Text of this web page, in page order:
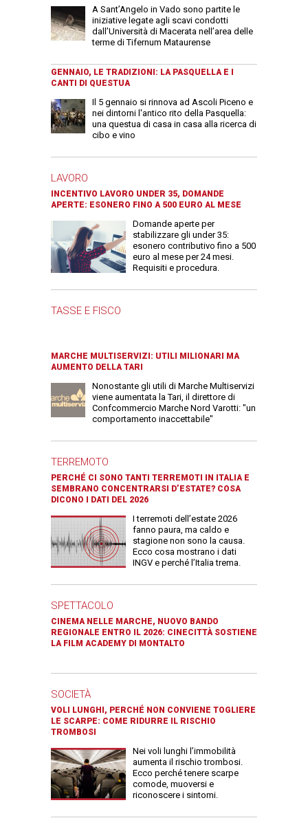
A Sant’Angelo in Vado sono partite le
iniziative legate agli scavi condotti
dall’Università di Macerata nell’area delle
terme di Tifernum Mataurense
GENNAIO, LE TRADIZIONI: LA PASQUELLA E I
CANTI DI QUESTUA
Il 5 gennaio si rinnova ad Ascoli Piceno e
nei dintorni l'antico rito della Pasquella:
una questua di casa in casa alla ricerca di
cibo e vino
LAVORO
INCENTIVO LAVORO UNDER 35, DOMANDE
APERTE: ESONERO FINO A 500 EURO AL MESE
Domande aperte per
stabilizzare gli under 35:
esonero contributivo fino a 500
euro al mese per 24 mesi.
Requisiti e procedura.
TASSE E FISCO
MARCHE MULTISERVIZI: UTILI MILIONARI MA
AUMENTO DELLA TARI
Nonostante gli utili di Marche Multiservizi
viene aumentata la Tari, il direttore di
Confcommercio Marche Nord Varotti: "un
comportamento inaccettabile"
TERREMOTO
PERCHÉ CI SONO TANTI TERREMOTI IN ITALIA E
SEMBRANO CONCENTRARSI D’ESTATE? COSA
DICONO I DATI DEL 2026
I terremoti dell’estate 2026
fanno paura, ma caldo e
stagione non sono la causa.
Ecco cosa mostrano i dati
INGV e perché l’Italia trema.
SPETTACOLO
CINEMA NELLE MARCHE, NUOVO BANDO
REGIONALE ENTRO IL 2026: CINECITTÀ SOSTIENE
LA FILM ACADEMY DI MONTALTO
SOCIETÀ
VOLI LUNGHI, PERCHÉ NON CONVIENE TOGLIERE
LE SCARPE: COME RIDURRE IL RISCHIO
TROMBOSI
Nei voli lunghi l’immobilità
aumenta il rischio trombosi.
Ecco perché tenere scarpe
comode, muoversi e
riconoscere i sintomi.